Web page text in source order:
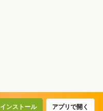
インストール アプリで開く